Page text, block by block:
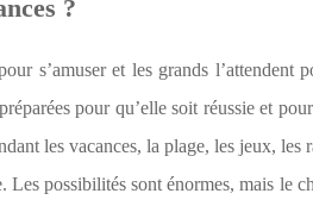
?
s’amuser et les grands
pour qu’elle soit réussie et
les vacances, la plage, les jeux, les
Les possibilités sont énormes, mais le